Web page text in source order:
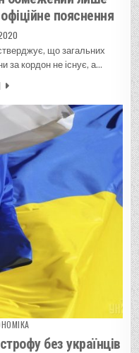
пояснення
що загальних
за кордон не існує, а…
без українців